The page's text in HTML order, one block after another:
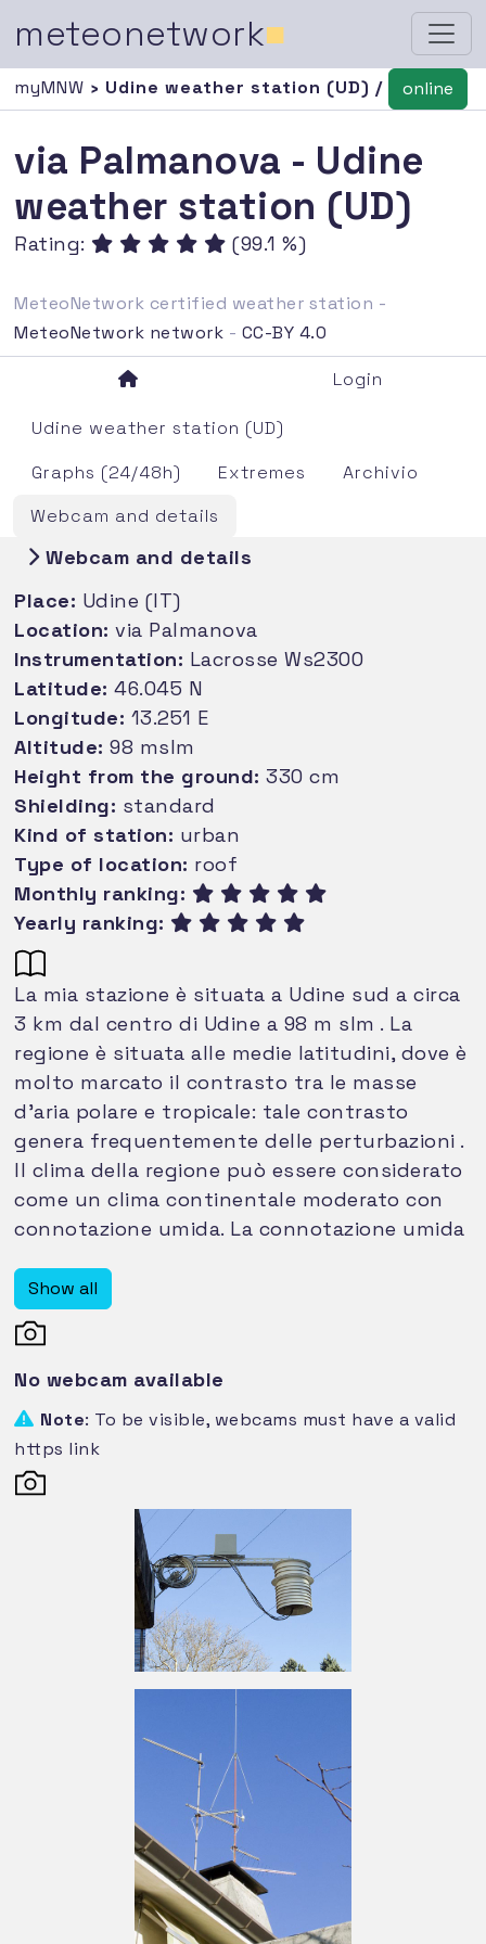
meteonetwork■
myMNW › Udine weather station (UD) / online
via Palmanova - Udine
weather station (UD)
Rating: (99.1 %)
MeteoNetwork certified weather station -
MeteoNetwork network - CC-BY 4.0
Login
Udine weather station (UD)
Graphs (24/48h)
Extremes
Archivio
Webcam and details
Webcam and details
Place: Udine (IT)
Location: via Palmanova
Instrumentation: Lacrosse Ws2300
Latitude: 46.045 N
Longitude: 13.251 E
Altitude: 98 mslm
Height from the ground: 330 cm
Shielding: standard
Kind of station: urban
Type of location: roof
Monthly ranking:
Yearly ranking:
La mia stazione è situata a Udine sud a circa
3 km dal centro di Udine a 98 m slm . La
regione è situata alle medie latitudini, dove è
molto marcato il contrasto tra le masse
d’aria polare e tropicale: tale contrasto
genera frequentemente delle perturbazioni .
Il clima della regione può essere considerato
come un clima continentale moderato con
connotazione umida. La connotazione umida
dell’alta pianura friulana e della zona
prealpina. Questa componente è il risultato
sia dell’effetto che i rilievi hanno sui flussi di
aria umida provenienti da sud, che sono
forzati a moti verticali i quali si traducono in
piogge copiose, sia dell’elevata frequenza di
temporali primaverili ed estivi. Non va inoltre
dimenticato che la grandine è tra i fenomeni
caratterizzanti del clima estivo regionale.
Udine rientra, per quanto attiene alle
temperatura medie annuali, fra i valori di 12 e
14 °C , con massime estive che superano i
30° minime invenali di alcuni gradi sotto lo
zero . per quanto riguarda le precipitazioni i
valori medi annui variano da 1.300 a 1600 mm
febbraio e marzo , i piu’ piovosi tra agosto e
novembre . Nebbie fitte e nevicate con
accumuli importanti non sono frequenti ma
comunque non impossibili .
Show all
No webcam available
Note: To be visible, webcams must have a valid
https link